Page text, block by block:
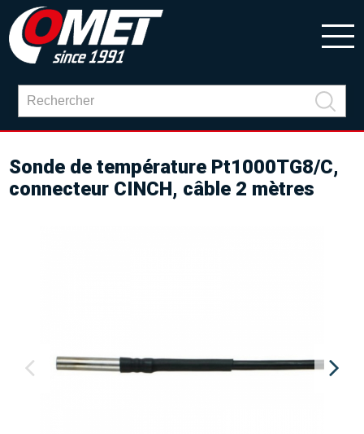
Sonde de température Pt1000TG8/C,
connecteur CINCH, câble 2 mètres